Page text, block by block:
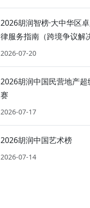
2026胡润智榜·大中华区
律服务指南（跨境争议解
海商海事）
2026-07-20
2026胡润中国民营地产超
赛
2026-07-17
2026胡润中国艺术榜
2026-07-14